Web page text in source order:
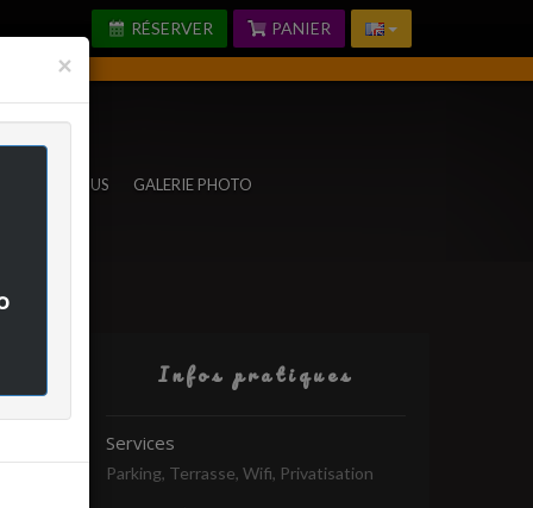
PANIER
RÉSERVER
NOUS GALERIE PHOTO
Infos pratiques
Services
Parking, Terrasse, Wifi, Privatisation
×Fermer